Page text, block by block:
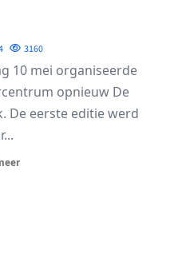
3160
10 mei organiseerde
opnieuw De
De eerste editie werd